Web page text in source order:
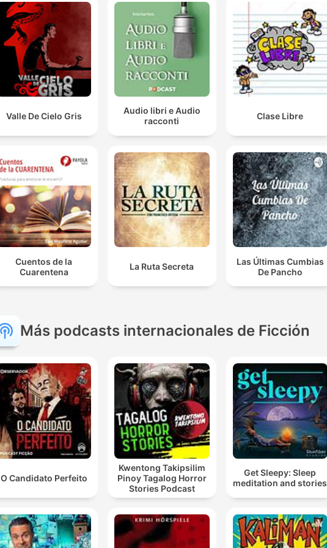
emprego atual para buscar novos desafios em outro local.
Eu sou a host do You're Dead to Me, a BBC comedy
show que tomou history seriously.
01:15:20 · Greg Jenner apresenta o conceito e o tom do seu
programa de comédia histórica da BBC.
Valle De Cielo Gris
Audio libri e Audio
racconti
Clase Libre
Cuentos de la
Cuarentena
La Ruta Secreta
Las Últimas Cumbias
De Pancho
Más podcasts internacionales de Ficción
O Candidato Perfeito
Kwentong Takipsilim
Pinoy Tagalog Horror
Stories Podcast
Get Sleepy: Sleep
meditation and stories